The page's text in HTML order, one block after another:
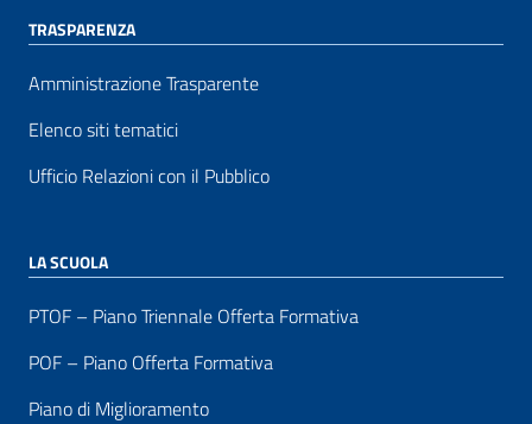
TRASPARENZA
Amministrazione Trasparente
Elenco siti tematici
Ufficio Relazioni con il Pubblico
LA SCUOLA
PTOF – Piano Triennale Offerta Formativa
POF – Piano Offerta Formativa
Piano di Miglioramento